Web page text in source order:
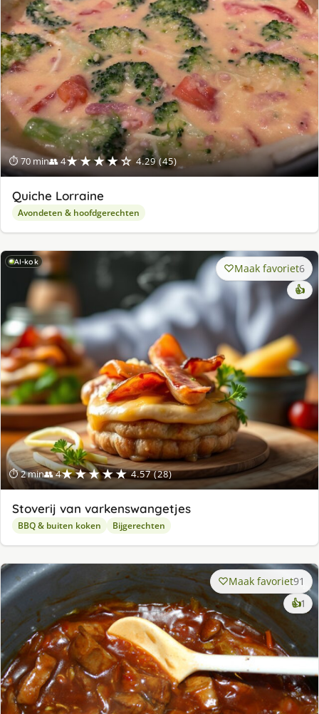
⏱ 70 min👥 4★★★★☆ 4.29 (45)
Quiche Lorraine
Avondeten & hoofdgerechten
AI-kok
⏱ 2 min👥 4★★★★★ 4.57 (28)
Maak favoriet6
👍
Stoverij van varkenswangetjes
BBQ & buiten koken Bijgerechten
Maak favoriet91
👍1